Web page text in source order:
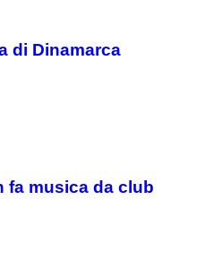
di Dinamarca
fa musica da club